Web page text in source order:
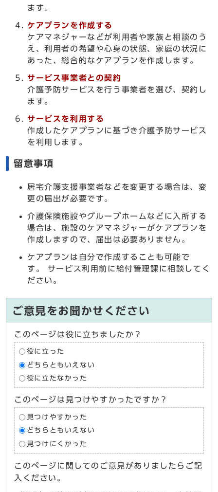
ます。
ケアプランを作成する
ケアマネジャーなどが利用者や家族と相談のう
え、利用者の希望や心身の状態、家庭の状況に
あった、総合的なケアプランを作成します。
サービス事業者との契約
介護予防サービスを行う事業者を選び、契約し
ます。
サービスを利用する
作成したケアプランに基づき介護予防サービス
を利用します。
留意事項
居宅介護支援事業者などを変更する場合は、変
更の届出が必要です。
介護保険施設やグループホームなどに入所する
場合は、施設のケアマネジャーがケアプランを
作成しますので、届出は必要ありません。
ケアプランは自分で作成することも可能で
す。 サービス利用前に給付管理課に相談してく
ださい。
ご意見をお聞かせください
このページは役に立ちましたか？
役に立った
どちらともいえない
役に立たなかった
このページは見つけやすかったですか？
見つけやすかった
どちらともいえない
見つけにくかった
このページに関してのご意見がありましたらご記
入ください。